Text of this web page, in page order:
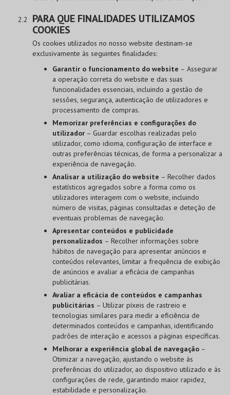
PARA QUE FINALIDADES UTILIZAMOS
COOKIES
Os cookies utilizados no nosso website destinam-se
exclusivamente às seguintes finalidades:
Garantir o funcionamento do website – Assegurar
a operação correta do website e das suas
funcionalidades essenciais, incluindo a gestão de
sessões, segurança, autenticação de utilizadores e
processamento de compras.
Memorizar preferências e configurações do
utilizador– Guardar escolhas realizadas pelo
utilizador, como idioma, configuração de interface e
outras preferências técnicas, de forma a personalizar a
experiência de navegação.
Analisar a utilização do website – Recolher dados
estatísticos agregados sobre a forma como os
utilizadores interagem com o website, incluindo
número de visitas, páginas consultadas e deteção de
eventuais problemas de navegação.
Apresentar conteúdos e publicidade
personalizados – Recolher informações sobre
hábitos de navegação para apresentar anúncios e
conteúdos relevantes, limitar a frequência de exibição
de anúncios e avaliar a eficácia de campanhas
publicitárias.
Avaliar a eficácia de conteúdos e campanhas
publicitárias – Utilizar píxeis de rastreio e
tecnologias similares para medir a eficiência de
determinados conteúdos e campanhas, identificando
padrões de interação e acessos a páginas específicas.
Melhorar a experiência global de navegação–
Otimizar a navegação, ajustando o website às
preferências do utilizador, ao dispositivo utilizado e às
configurações de rede, garantindo maior rapidez,
estabilidade e personalização.